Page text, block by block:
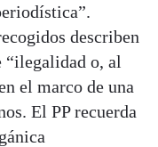
describen
“ilegalidad o, al
el marco de una
El PP recuerda